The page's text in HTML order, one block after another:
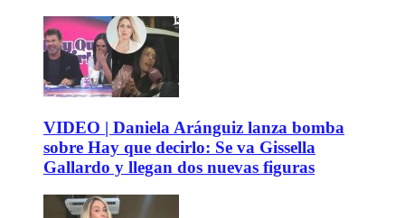
VIDEO | Daniela Aránguiz lanza bomba
sobre Hay que decirlo: Se va Gissella
Gallardo y llegan dos nuevas figuras